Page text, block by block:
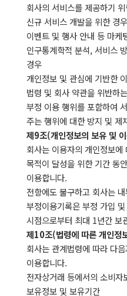
회사의 서비스를 제공하기
신규 서비스 개발을 위한 경우
이벤트 및 행사 안내 등 마케
인구통계학적 분석, 서비스
경우
개인정보 및 관심에 기반한
법령 및 회사 약관을 위반하
부정 이용 행위를 포함하여
주는 행위에 대한 방지 및 제
제9조(개인정보의 보유 및
회사는 이용자의 개인정보에
목적이 달성을 위한 기간 동
이용합니다.
전항에도 불구하고 회사는
부정이용기록은 부정 가입
시점으로부터 최대 1년간 보
제10조(법령에 따른 개인정
회사는 관계법령에 따라 다
이용합니다.
전자상거래 등에서의 소비
보유정보 및 보유기간